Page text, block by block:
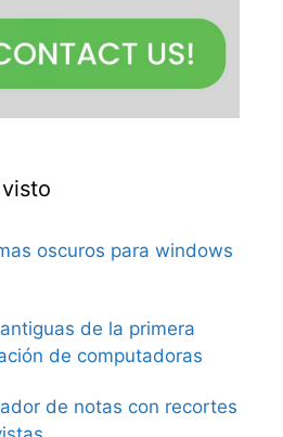
oscuros para windows
de la primera
de computadoras
de notas con recortes